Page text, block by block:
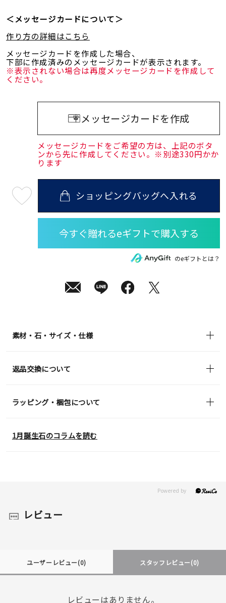
＜メッセージカードについて＞
作り方の詳細はこちら
メッセージカードを作成した場合、
下部に作成済みのメッセージカードが表示されます。
※表示されない場合は再度メッセージカードを作成して
ください。
メッセージカードを作成
メッセージカードをご希望の方は、上記のボタ
ンから先に作成してください。※別途330円かか
ります
08
月
ショッピングバッグへ入れる
のeギフトとは？
素材・石・サイズ・仕様
返品交換について
ラッピング・梱包について
1月誕生石のコラムを読む
レビュー
ユーザーレビュー(0) スタッフレビュー(0)
レビューはありません。